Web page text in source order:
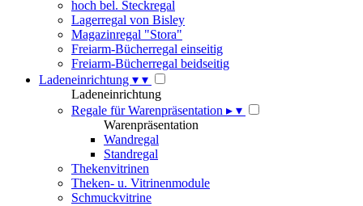
hoch bel. Steckregal
Lagerregal von Bisley
Magazinregal "Stora"
Freiarm-Bücherregal einseitig
Freiarm-Bücherregal beidseitig
Ladeneinrichtung ▾ ▾
Ladeneinrichtung
Regale für Warenpräsentation ▸ ▾
Warenpräsentation
Wandregal
Standregal
Thekenvitrinen
Theken- u. Vitrinenmodule
Schmuckvitrine